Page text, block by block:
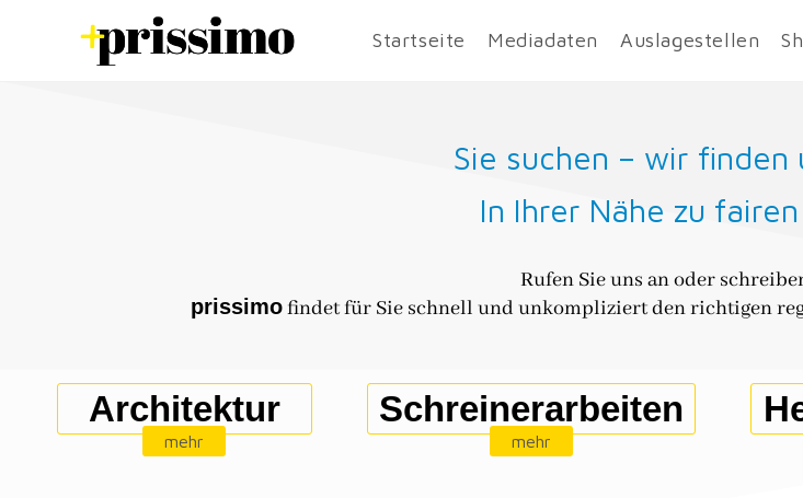
Startseite Mediadaten Auslagestellen
Sie suchen – wir finden
In Ihrer Nähe zu
Rufen Sie uns an oder
prissimofindet für Sie schnell und unkompliziert den richtigen
Architektur
mehr
Schreinerarbeiten
mehr